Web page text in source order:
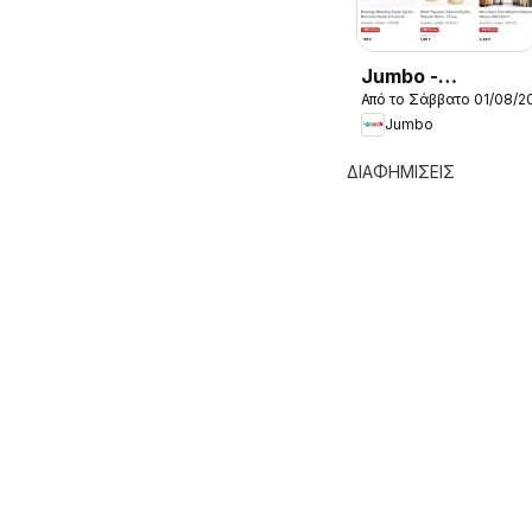
Jumbo -
Προσφορές
Από το Σάββατο 01/08/
Jumbo
ΔΙΑΦΗΜΙΣΕΙΣ